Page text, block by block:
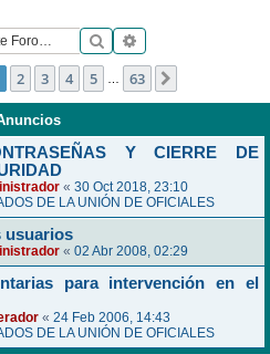
Buscar
de 63
2 3 4 5 … 63
Y CIERRE DE
« 30 Oct 2018, 23:10
DE LA UNIÓN DE OFICIALES
usuarios
« 02 Abr 2008, 02:29
para intervención en el
« 24 Feb 2006, 14:43
DE LA UNIÓN DE OFICIALES